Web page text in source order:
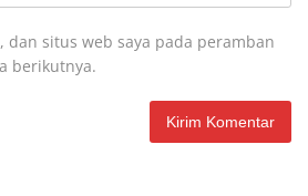
dan situs web saya pada peramban
berikutnya.